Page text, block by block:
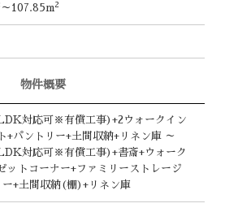
～107.85m 2
物件概要
対応可※有償工事)+2ウォークイン
+パントリー+土間収納+リネン庫 ～
対応可※有償工事)+書斎+ウォーク
ットコーナー+ファミリーストレージ
ー+土間収納(棚)+リネン庫